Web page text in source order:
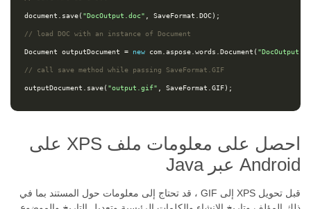
document save( "DocOutput.doc" SaveFormat DOC);
// load DOC with an instance of Document
Document outputDocument = new com aspose words Document (
// call save method while passing SaveFormat.GIF
outputDocument save( "output.gif" SaveFormat GIF);
احصل على معلومات ملف XPS على
Android عبر Java
قبل تحويل XPS إلى GIF ، قد تحتاج إلى معلومات حول المستند بما في